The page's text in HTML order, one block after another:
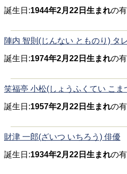
誕生日:1944年2月22日生まれの
陣内 智則(じんない とものり) タ
誕生日:1974年2月22日生まれの
笑福亭 小松(しょうふくてい こま
誕生日:1957年2月22日生まれの
財津 一郎(ざいつ いちろう) 俳優
誕生日:1934年2月22日生まれの